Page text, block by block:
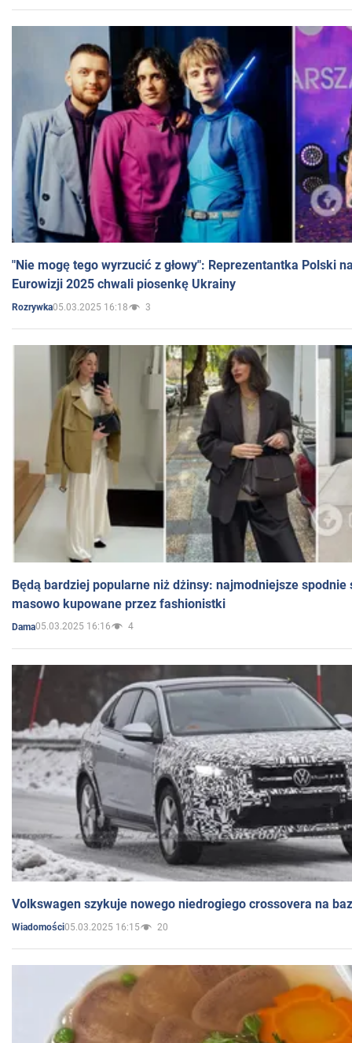
"Nie mogę tego wyrzucić z głowy": Reprezentantka Polski
Eurowizji 2025 chwali piosenkę Ukrainy
Rozrywka05.03.2025 16:18 3
Będą bardziej popularne niż dżinsy: najmodniejsze spodnie
masowo kupowane przez fashionistki
Dama05.03.2025 16:16 4
Volkswagen szykuje nowego niedrogiego crossovera na
Wiadomości05.03.2025 16:15 20